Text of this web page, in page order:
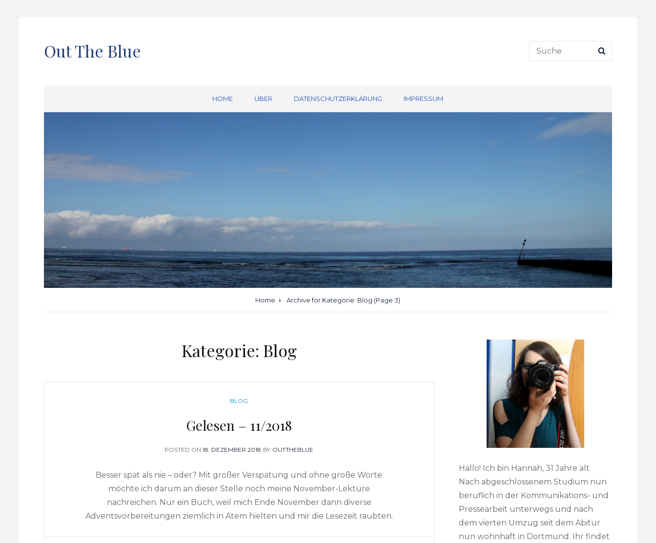
Out The Blue
Search
for:
HOME ÜBER DATENSCHUTZERKLÄRUNG IMPRESSUM
Home Archive for Kategorie: Blog (Page 3)
Kategorie: Blog
CATEGORIES
BLOG
Gelesen – 11/2018
POSTED ONPOSTED
18. DEZEMBER 2018 BY OUTTHEBLUE
Besser spät als nie – oder? Mit großer Verspätung und ohne große Worte
möchte ich darum an dieser Stelle noch meine November-Lektüre
nachreichen. Nur ein Buch, weil mich Ende November dann diverse
Adventsvorbereitungen ziemlich in Atem hielten und mir die Lesezeit raubten.
Hallo! Ich bin Hannah, 31 Jahre alt.
Nach abgeschlossenem Studium nun
beruflich in der Kommunikations- und
Pressearbeit unterwegs und nach
dem vierten Umzug seit dem Abitur
nun wohnhaft in Dortmund. Ihr findet